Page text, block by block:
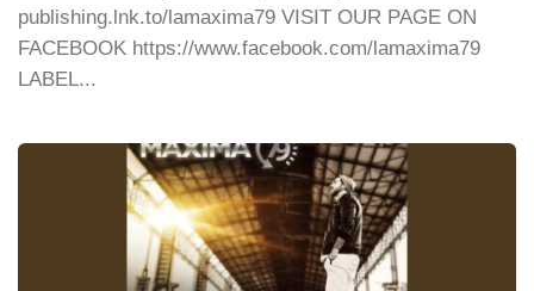
publishing.lnk.to/lamaxima79 VISIT OUR PAGE ON
FACEBOOK https://www.facebook.com/lamaxima79
LABEL...